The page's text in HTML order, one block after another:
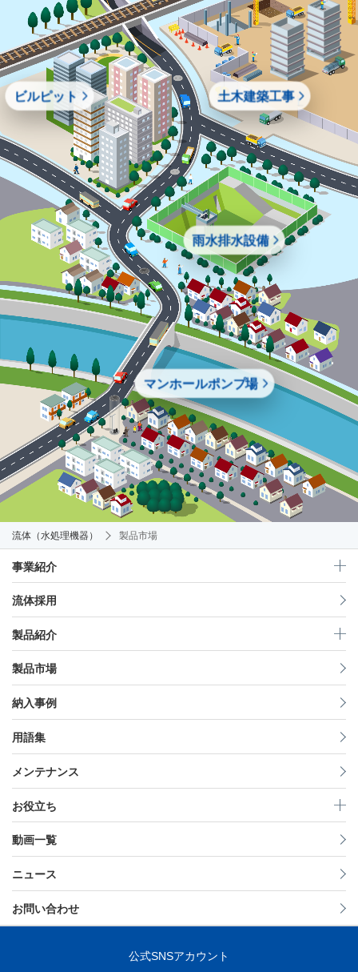
土木建築工事
雨水排水設備
ビルピット
マンホールポンプ場
流体（水処理機器） 製品市場
事業紹介
流体採用
製品紹介
製品市場
納入事例
用語集
メンテナンス
お役立ち
動画一覧
ニュース
お問い合わせ
公式SNSアカウント